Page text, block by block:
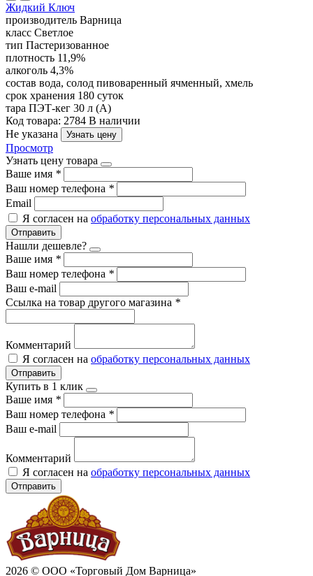
Жидкий Ключ
производитель Варница
класс Светлое
тип Пастеризованное
плотность 11,9%
алкоголь 4,3%
состав вода, солод пивоваренный ячменный, хмель
срок хранения 180 суток
тара ПЭТ-кег 30 л (А)
Код товара: 2784 В наличии
Не указана
Узнать цену
Просмотр
Узнать цену товара
Ваше имя *
Ваш номер телефона *
Email
Я согласен на обработку персональных данных
Отправить
Нашли дешевле?
Ваше имя *
Ваш номер телефона *
Ваш e-mail
Ссылка на товар другого магазина *
Комментарий
Я согласен на обработку персональных данных
Отправить
Купить в 1 клик
Ваше имя *
Ваш номер телефона *
Ваш e-mail
Комментарий
Я согласен на обработку персональных данных
Отправить
2026 © ООО «Торговый Дом Варница»